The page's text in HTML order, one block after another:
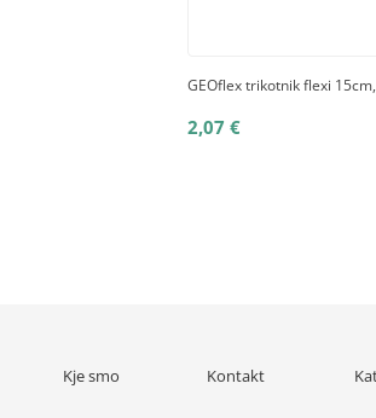
GEOflex trikotnik flexi
2,07 €
Kje smo Kontakt